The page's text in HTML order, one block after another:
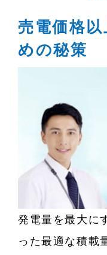
売電価格
めの秘策
発電量を最大に
った最適な積載